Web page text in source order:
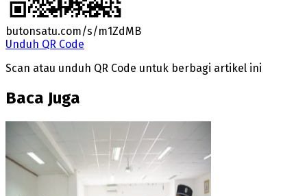
butonsatu.com/s/m1ZdMB
Unduh QR Code
Scan atau unduh QR Code untuk berbagi artikel ini
Baca Juga